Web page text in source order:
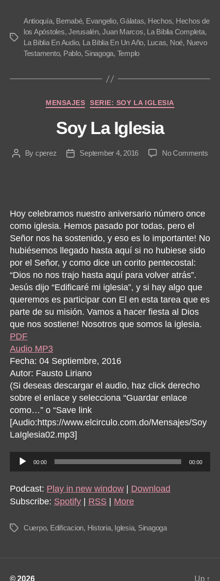
a
y
Tags
Antioquía, Bernabé, Evangelio,Gálatas, Hechos, Hechos de
los Apóstoles,Jerusalén,Juan Marcos, La Biblia Completa,
La Biblia En Audio, La Biblia En Un Año, Lucas, Noé, Nuevo
Testamento, Pablo, Sinagoga, Templo
Categories
MENSAJES SERIE: SOY LA IGLESIA
Soy La Iglesia
PostBy cperez
PostSeptember 4, 2016 No Commentson
Hoy celebramos nuestro aniversario número once
como iglesia. Hemos pasado por todas, pero el
Señor nos ha sostenido, y eso es lo importante! No
hubiésemos llegado hasta aquí si no hubiese sido
por el Señor, y como dice un corito pentecostal:
“Dios no nos trajo hasta aquí para volver atrás”.
Jesús dijo “Edificaré mi iglesia”, y si hay algo que
queremos es participar con El en esta tarea que es
parte de su misión. Vamos a hacer fiesta al Dios
que nos sostiene! Nosotros que somos la iglesia.
PDF
Audio MP3
Fecha: 04 Septiembre, 2016
Autor: Fausto Liriano
(Si deseas descargar el audio, haz click derecho
sobre el enlace y selecciona “Guardar enlace
como…” o “Save link
[Audio:https://www.elcirculo.com.do/Mensajes/Soy
LaIglesia02.mp3]
u
d
i
P
e
00:00 00:00
Podcast: Play in new window | Download
Subscribe: Spotify | RSS | More
TagsCuerpo, Edificacion, Historia, Iglesia, Sinagoga
© 2026 Up ↑